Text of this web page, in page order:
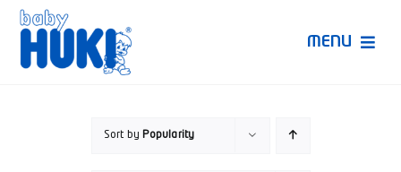
Skip
content
MENU
Sort by Popularity